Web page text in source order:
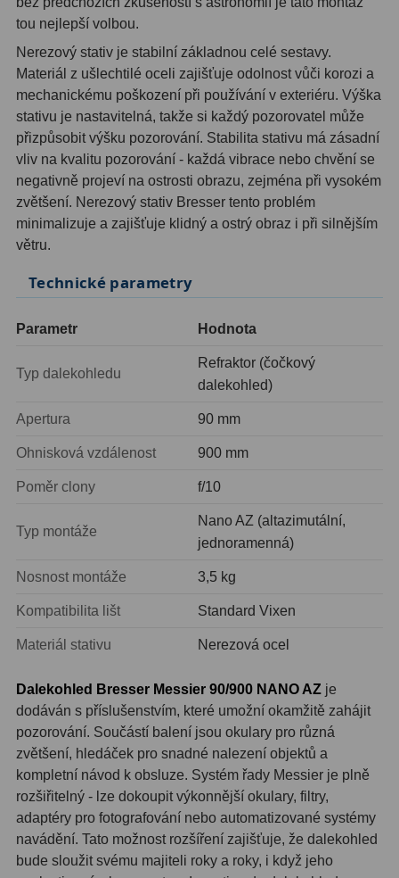
Filtry Clip5
Filtry CCD Hα, OIII7
Filtrová kola a rámy16
Rovnače a reduktory
Pointace7
Zaostřovací masky27
ADC, Tilting
Rotátory34
Komponenty
výtahům8
Pozorovací dalekohledy
Kompaktní3
Turistické9
Pro pozorování přírody a
ornitologie17
Monokuláry20
Dárkové 1
Binokulární dalekohledy
Astronomické 44
tou nejlepší volbou.
Nerezový stativ je stabilní základnou celé sestavy.
Materiál z ušlechtilé oceli zajišťuje odolnost vůči korozi a
mechanickému poškození při používání v exteriéru. Výška
stativu je nastavitelná, takže si každý pozorovatel může
přizpůsobit výšku pozorování. Stabilita stativu má zásadní
vliv na kvalitu pozorování - každá vibrace nebo chvění se
negativně projeví na ostrosti obrazu, zejména při vysokém
zvětšení. Nerezový stativ Bresser tento problém
minimalizuje a zajišťuje klidný a ostrý obraz i při silnějším
větru.
Technické parametry
Parametr Hodnota
Typ dalekohledu
Refraktor (čočkový
dalekohled)
Apertura 90 mm
Ohnisková vzdálenost 900 mm
Poměr clony f/10
Typ montáže
Nano AZ (altazimutální,
jednoramenná)
Nosnost montáže 3,5 kg
Kompatibilita lišt Standard Vixen
Materiál stativu Nerezová ocel
Dalekohled Bresser Messier 90/900 NANO AZ je
dodáván s příslušenstvím, které umožní okamžitě zahájit
pozorování. Součástí balení jsou okulary pro různá
zvětšení, hledáček pro snadné nalezení objektů a
kompletní návod k obsluze. Systém řady Messier je plně
rozšiřitelný - lze dokoupit výkonnější okulary, filtry,
adaptéry pro fotografování nebo automatizované systémy
navádění. Tato možnost rozšíření zajišťuje, že dalekohled
bude sloužit svému majiteli roky a roky, i když jeho